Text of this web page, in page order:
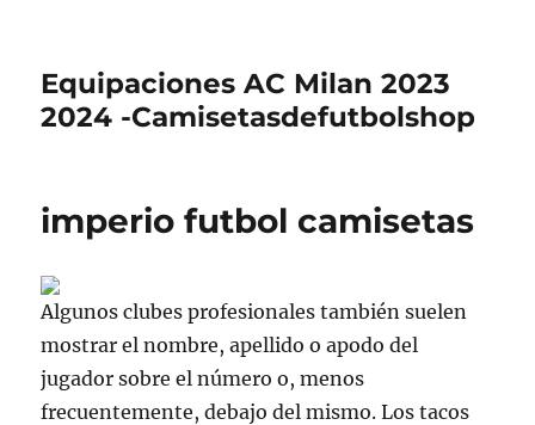
Equipaciones AC Milan 2023
2024 -Camisetasdefutbolshop
imperio futbol camisetas
Algunos clubes profesionales también suelen
mostrar el nombre, apellido o apodo del
jugador sobre el número o, menos
frecuentemente, debajo del mismo. Los tacos